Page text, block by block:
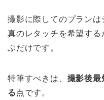
撮影に際してのプラン
真のレタッチを希望す
ぶだけです。
特筆すべきは、 撮影後最
る 点です。